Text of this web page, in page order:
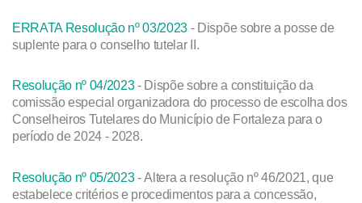
ERRATA Resolução nº 03/2023 - Dispõe sobre a posse de
suplente para o conselho tutelar II.
Resolução nº 04/2023- Dispõe sobre a constituição da
comissão especial organizadora do processo de escolha dos
Conselheiros Tutelares do Município de Fortaleza para o
período de 2024 - 2028.
Resolução nº 05/2023- Altera a resolução nº 46/2021, que
estabelece critérios e procedimentos para a concessão,